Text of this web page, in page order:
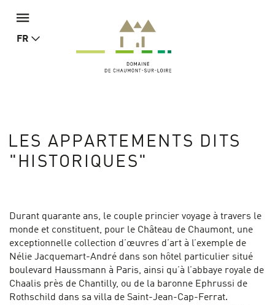
FR
LES APPARTEMENTS DITS
"HISTORIQUES"
Durant quarante ans, le couple princier voyage à travers le
monde et constituent, pour le Château de Chaumont, une
exceptionnelle collection d’œuvres d’art à l’exemple de
Nélie Jacquemart-André dans son hôtel particulier situé
boulevard Haussmann à Paris, ainsi qu’à l’abbaye royale de
Chaalis près de Chantilly, ou de la baronne Ephrussi de
Rothschild dans sa villa de Saint-Jean-Cap-Ferrat.